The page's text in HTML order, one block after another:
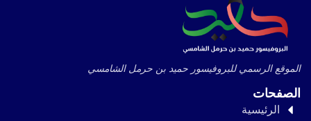
الموقع الرسمي للبروفيسور حميد بن حرمل الشامسي
الصفحات
الرئيسية